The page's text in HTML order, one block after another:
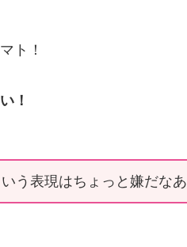
ト！
！
う表現はちょっと嫌だなあ